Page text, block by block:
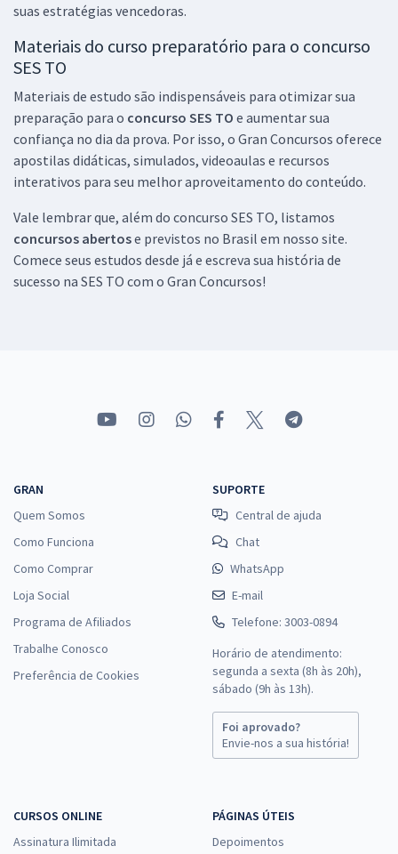
SES TO - Secretaria de Saúde do Estado do Tocantins - Tecnólogo
em Tecnologia da Informação (Módulo Especial) (Pós-Edital)
ou 12x de R$46,05
Economize R$ 138,16 (-20%)
Comprar
SES TO - Secretaria de Saúde do Estado do Tocantins -
Conhecimentos Específicos para o Cargo de Assistente Social (Pós-
edital)
R$20,66
Economize R$ 61,98 (-20%)
Comprar
SES TO - Secretaria de Saúde do Estado do Tocantins -
à vista
24,65
suas estratégias vencedoras.
Materiais do curso preparatório para o concurso
SES TO
Materiais de estudo são indispensáveis para otimizar sua
preparação para o concurso SES TO e aumentar sua
confiança no dia da prova. Por isso, o Gran Concursos oferece
apostilas didáticas, simulados, videoaulas e recursos
interativos para seu melhor aproveitamento do conteúdo.
Vale lembrar que, além do concurso SES TO, listamos
concursos abertose previstos no Brasil em nosso site.
Comece seus estudos desde já e escreva sua história de
sucesso na SES TO com o Gran Concursos!
GRAN
Quem Somos
Como Funciona
Como Comprar
Loja Social
Programa de Afiliados
Trabalhe Conosco
Preferência de Cookies
SUPORTE
Central de ajuda
Chat
WhatsApp
E-mail
Telefone: 3003-0894
Horário de atendimento:
segunda a sexta (8h às 20h),
sábado (9h às 13h).
Foi aprovado?
Envie-nos a sua história!
CURSOS ONLINE
Assinatura Ilimitada
PÁGINAS ÚTEIS
Depoimentos